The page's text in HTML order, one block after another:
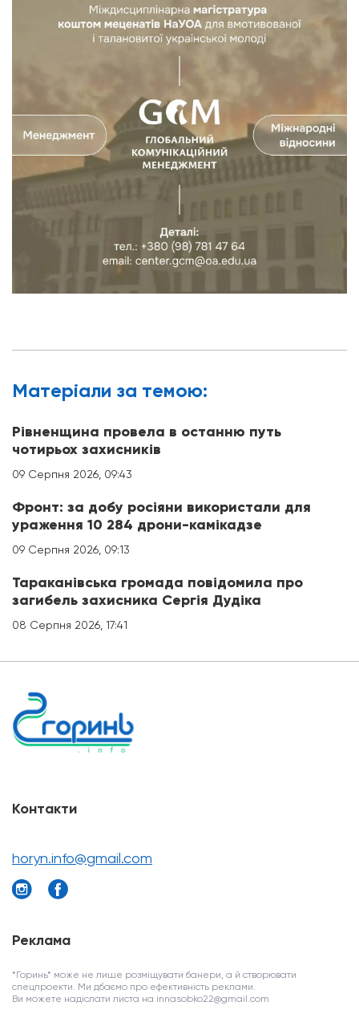
Матерiали за темою:
Рівненщина провела в останню путь
чотирьох захисників
09 Серпня 2026, 09:43
Фронт: за добу росіяни використали для
ураження 10 284 дрони-камікадзе
09 Серпня 2026, 09:13
Тараканівська громада повідомила про
загибель захисника Сергія Дудіка
08 Серпня 2026, 17:41
Контакти
horyn.info@gmail.com
Реклама
*Горинь* може не лише розміщувати банери, а й створювати
спецпроекти. Ми дбаємо про ефективність реклами.
Ви можете надіслати листа на innasobko22@gmail.com